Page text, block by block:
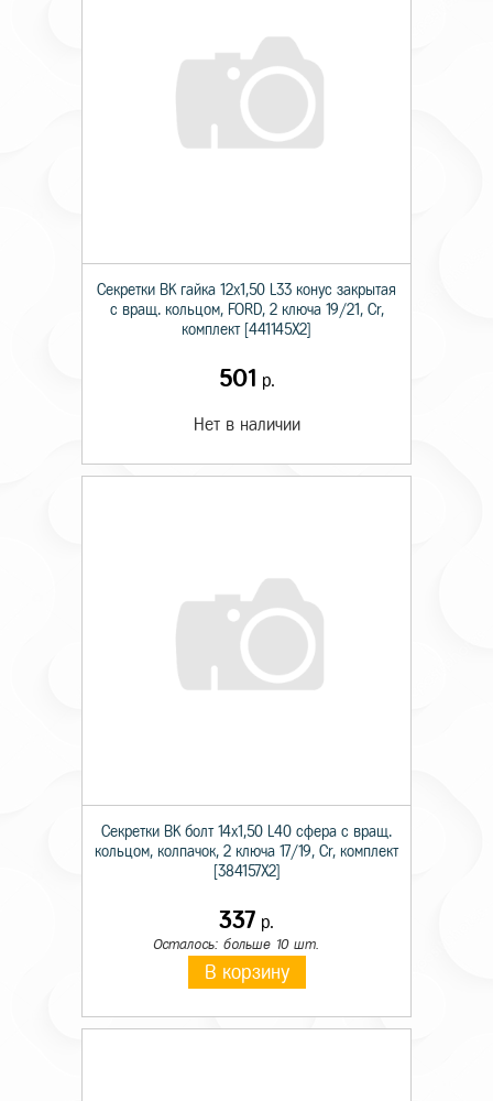
Секретки BK гайка 12х1,50 L33 конус закрытая
с вращ. кольцом, FORD, 2 ключа 19/21, Cr,
комплект [441145Х2]
501 р.
Нет в наличии
Секретки BK болт 14х1,50 L40 сфера с вращ.
кольцом, колпачок, 2 ключа 17/19, Cr, комплект
[384157X2]
337 р.
Осталось: больше 10 шт.
В корзину